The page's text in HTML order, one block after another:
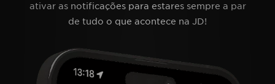
ativar as notificações para estares sempre a par
de tudo o que acontece na JD!